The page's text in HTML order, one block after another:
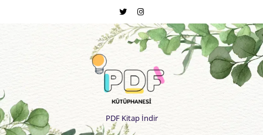
PDF Kitap İndir